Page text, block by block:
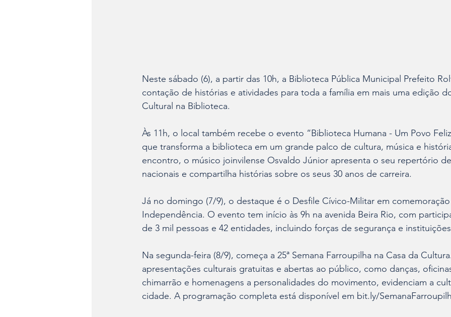
Neste sábado (6), a partir das 10h, a Biblioteca Pública Municipal Prefeito
contação de histórias e atividades para toda a família em mais uma edição
Cultural na Biblioteca.
Às 11h, o local também recebe o evento “Biblioteca Humana - Um Povo
que transforma a biblioteca em um grande palco de cultura, música e
encontro, o músico joinvilense Osvaldo Júnior apresenta o seu repertório
nacionais e compartilha histórias sobre os seus 30 anos de carreira.
Já no domingo (7/9), o destaque é o Desfile Cívico-Militar em
Independência. O evento tem início às 9h na avenida Beira Rio, com
de 3 mil pessoas e 42 entidades, incluindo forças de segurança e
Na segunda-feira (8/9), começa a 25ª Semana Farroupilha na Casa da
apresentações culturais gratuitas e abertas ao público, como danças,
chimarrão e homenagens a personalidades do movimento, evidenciam a
cidade. A programação completa está disponível em bit.ly/